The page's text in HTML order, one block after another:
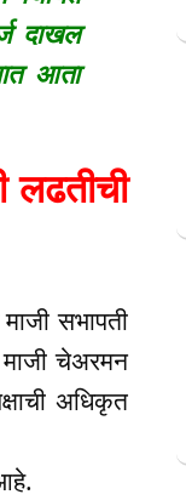
दाखल
आता
सभापती
माजी चेअरमन
अधिकृत